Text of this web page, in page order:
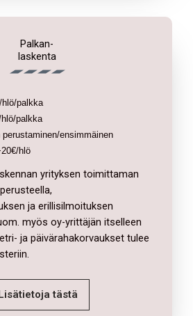
Palkan-
laskenta
palkka
palkka
ensimmäinen
hlö
yrityksen toimittaman
ja erillisilmoituksen
myös oy-yrittäjän itselleen
ja päivärahakorvaukset tulee
tästä